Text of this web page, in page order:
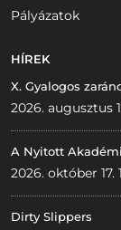
Pályázatok
HÍREK
X. Gyalogos
2026. augusztus
A Nyitott
2026. október 17.
Dirty Slippers